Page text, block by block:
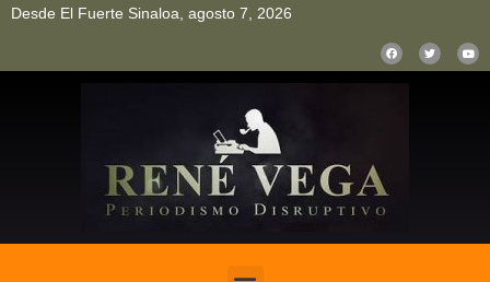
Desde El Fuerte Sinaloa, agosto 7, 2026